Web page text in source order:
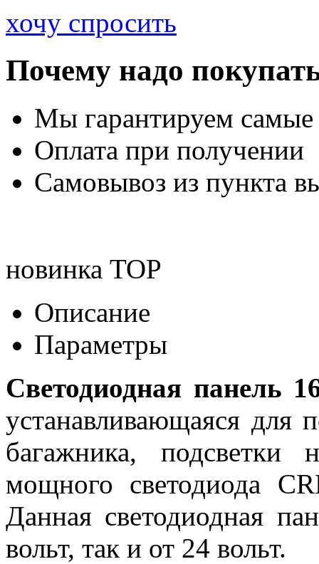
хочу спросить
Почему надо
Мы гарантируем
Оплата при получении
Самовывоз из пункта
новинка TOP
Описание
Параметры
Светодиодная панель
устанавливающаяся для
багажника,
мощного светодиода
Данная светодиодная
вольт, так и от 24 вольт.